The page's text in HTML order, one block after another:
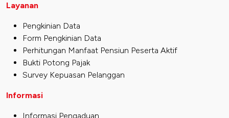
Layanan
Pengkinian Data
Form Pengkinian Data
Perhitungan Manfaat Pensiun Peserta Aktif
Bukti Potong Pajak
Survey Kepuasan Pelanggan
Informasi
Informasi Pengaduan